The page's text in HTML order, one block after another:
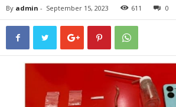
By admin - September 15, 2023 611 0